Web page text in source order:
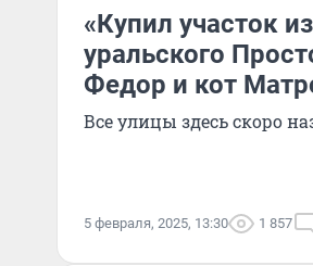
«Купил участок
уральского
Федор и кот
Все улицы здесь скоро
5 февраля, 2025, 13:30 1 857